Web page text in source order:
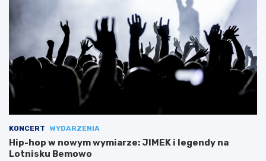
KONCERT WYDARZENIA
Hip-hop w nowym wymiarze: JIMEK i legendy na
Lotnisku Bemowo